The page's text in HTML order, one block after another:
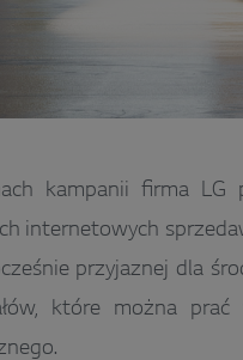
kampanii firma LG
internetowych
przyjaznej dla
które można